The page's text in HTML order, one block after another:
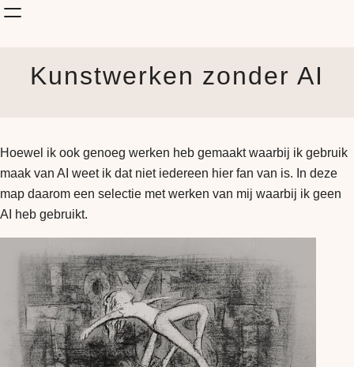
Onderwerp
How it is made
Jouw Muur
Kunstwerken zonder AI
Hoewel ik ook genoeg werken heb gemaakt waarbij ik gebruik
maak van AI weet ik dat niet iedereen hier fan van is. In deze
map daarom een selectie met werken van mij waarbij ik geen
AI heb gebruikt.